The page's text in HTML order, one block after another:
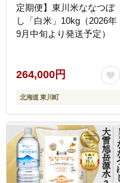
定期便】東川米ななつぼ
し「白米」10kg（2026年
9月中旬より発送予定）
264,000円
北海道 東川町